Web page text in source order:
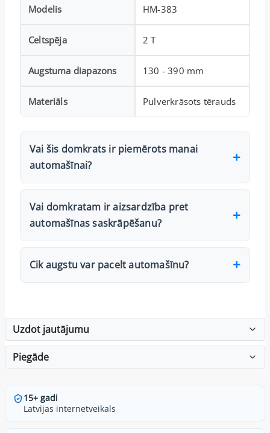
Modelis HM-383
Celtspēja 2 T
Augstuma diapazons 130 - 390 mm
Materiāls Pulverkrāsots tērauds
Vai šis domkrats ir piemērots manai
automašīnai?
Vai domkratam ir aizsardzība pret
automašīnas saskrāpēšanu?
Cik augstu var pacelt automašīnu?
Uzdot jautājumu
Piegāde
15+ gadi
Latvijas internetveikals